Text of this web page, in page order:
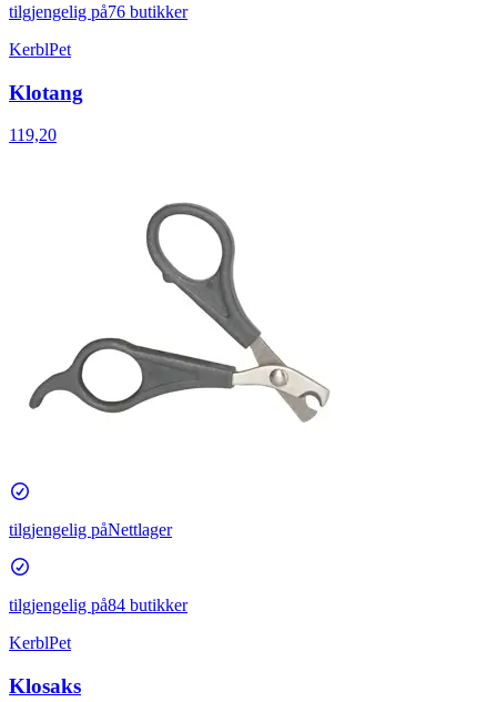
tilgjengelig på76 butikker
KerblPet
Klotang
119,20
tilgjengelig påNettlager
tilgjengelig på84 butikker
KerblPet
Klosaks